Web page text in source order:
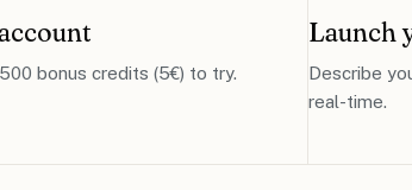
bonus credits (5€) to try.
Launch
Describe
real-time.